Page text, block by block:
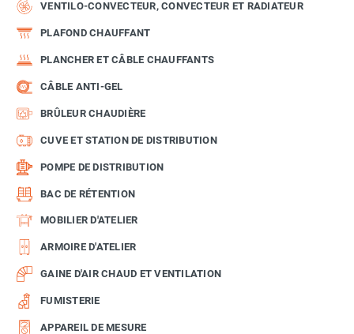
VENTILO-CONVECTEUR, CONVECTEUR ET RADIATEUR
PLAFOND CHAUFFANT
PLANCHER ET CÂBLE CHAUFFANTS
CÂBLE ANTI-GEL
BRÛLEUR CHAUDIÈRE
CUVE ET STATION DE DISTRIBUTION
POMPE DE DISTRIBUTION
BAC DE RÉTENTION
MOBILIER D'ATELIER
ARMOIRE D'ATELIER
GAINE D'AIR CHAUD ET VENTILATION
FUMISTERIE
APPAREIL DE MESURE